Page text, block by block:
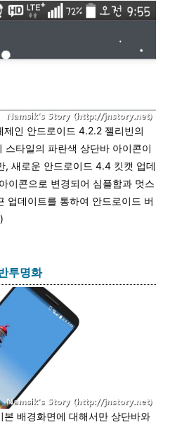
인 안드로이드 4.2.2 젤리빈의
스타일의 파란색 상단바 아이콘이
, 새로운 안드로이드 4.4 킷캣 업데
이콘으로 변경되어 심플함과 멋스
업데이트를 통하여 안드로이드 버
투명화
배경화면에 대해서만 상단바와